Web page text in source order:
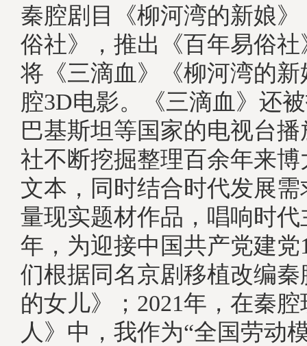
秦腔剧目《柳河湾的新娘
俗社》，推出《百年易俗
将《三滴血》《柳河湾的
腔3D电影。《三滴血》还
巴基斯坦等国家的电视
社不断挖掘整理百余年来
文本，同时结合时代发展
量现实题材作品，唱响时代
年，为迎接中国共产党建党
们根据同名京剧移植改编
的女儿》；2021年，在秦
人》中，我作为“全国劳动